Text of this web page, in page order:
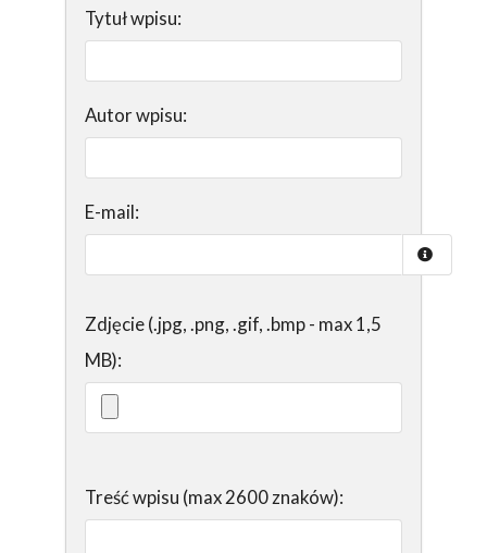
Tytuł wpisu:
Autor wpisu:
E-mail:
Zdjęcie (.jpg, .png, .gif, .bmp - max 1,5
MB):
Treść wpisu (max 2600 znaków):